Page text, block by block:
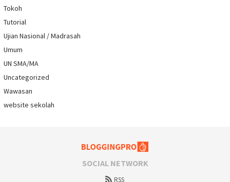
Tokoh
Tutorial
Ujian Nasional / Madrasah
Umum
UN SMA/MA
Uncategorized
Wawasan
website sekolah
SOCIAL NETWORK
RSS